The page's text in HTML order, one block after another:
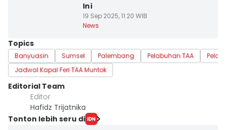
Ini
19 Sep 2025, 11:20 WIB
News
Topics
Banyuasin Sumsel Palembang Pelabuhan TAA
Jadwal Kapal Feri TAA Muntok
Editorial Team
Editor
Hafidz Trijatnika
Tonton lebih seru di